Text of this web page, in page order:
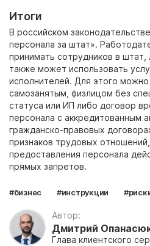
Итоги
В российском
персонала за штат».
принимать сотрудников в
также может использовать
исполнителей. Для этого
самозанятым, физлицом без
статуса или ИП либо договор
персонала с аккредитованным
гражданско-правовых
признаков трудовых
предоставления персонала
прямых запретов.
#бизнес #инструкции
Автор:
Дмитрий
Глава клиентского